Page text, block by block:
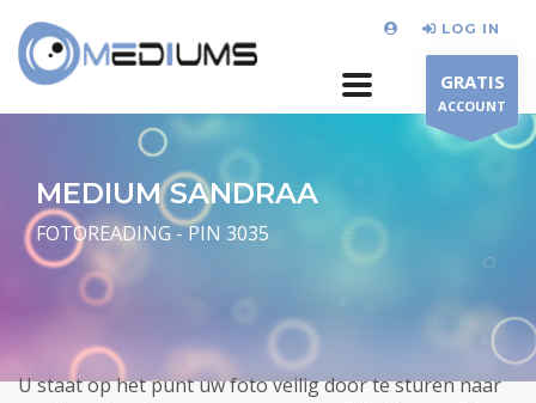
LOG IN
GRATIS
ACCOUNT
MEDIUM SANDRAA
FOTOREADING - PIN 3035
U staat op het punt uw foto veilig door te sturen naar